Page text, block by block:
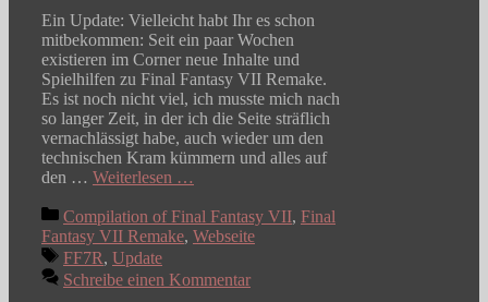
Ein Update: Vielleicht habt Ihr es schon
mitbekommen: Seit ein paar Wochen
existieren im Corner neue Inhalte und
Spielhilfen zu Final Fantasy VII Remake.
Es ist noch nicht viel, ich musste mich nach
so langer Zeit, in der ich die Seite sträflich
vernachlässigt habe, auch wieder um den
technischen Kram kümmern und alles auf
den … Weiterlesen …
Kategorien
Compilation of Final Fantasy VII, Final
Fantasy VII Remake, Webseite
Schlagwörter
FF7R, Update
Schreibe einen Kommentar